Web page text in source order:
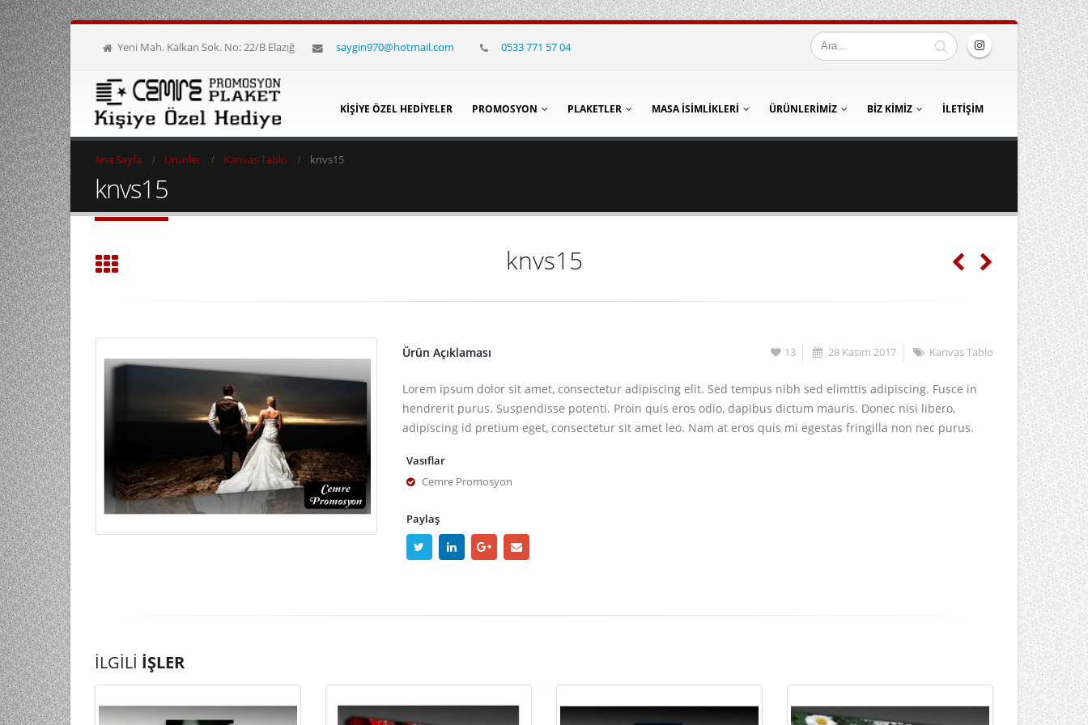
Yeni Mah. Kalkan Sok. No: 22/B Elazığ saygin970@hotmail.com 0533 771 57 04
KIŞIYE ÖZEL HEDIYELER PROMOSYON PLAKETLER MASA İSIMLIKLERI ÜRÜNLERIMIZ BIZ KIMIZ İLETIŞIM
Ana Sayfa Ürünler Kanvas Tablo knvs15
knvs15
knvs15
Ürün Açıklaması 13 28 Kasım 2017 Kanvas Tablo
Lorem ipsum dolor sit amet, consectetur adipiscing elit. Sed tempus nibh sed elimttis adipiscing. Fusce in
hendrerit purus. Suspendisse potenti. Proin quis eros odio, dapibus dictum mauris. Donec nisi libero,
adipiscing id pretium eget, consectetur sit amet leo. Nam at eros quis mi egestas fringilla non nec purus.
Vasıflar
Cemre Promosyon
Paylaş
İLGILI İŞLER